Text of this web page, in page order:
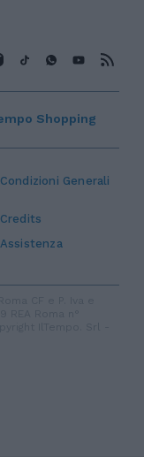
Condizioni Generali
Credits
Assistenza
Shopping